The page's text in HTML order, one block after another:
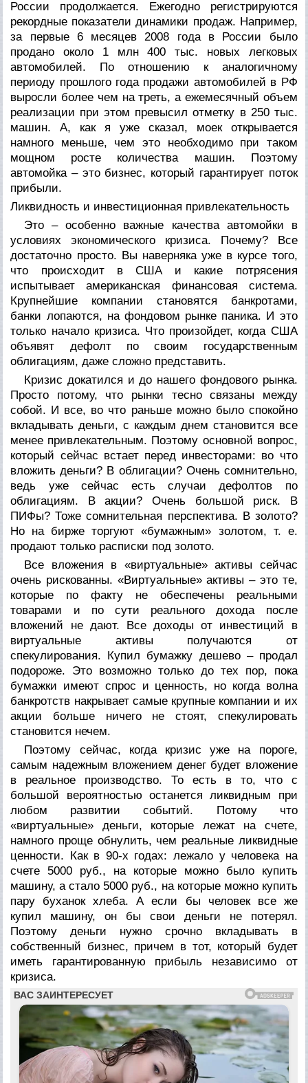
России продолжается. Ежегодно регистрируются
рекордные показатели динамики продаж. Например,
за первые 6 месяцев 2008 года в России было
продано около 1 млн 400 тыс. новых легковых
автомобилей. По отношению к аналогичному
периоду прошлого года продажи автомобилей в РФ
выросли более чем на треть, а ежемесячный объем
реализации при этом превысил отметку в 250 тыс.
машин. А, как я уже сказал, моек открывается
намного меньше, чем это необходимо при таком
мощном росте количества машин. Поэтому
автомойка – это бизнес, который гарантирует поток
прибыли.
Ликвидность и инвестиционная привлекательность
Это – особенно важные качества автомойки в
условиях экономического кризиса. Почему? Все
достаточно просто. Вы наверняка уже в курсе того,
что происходит в США и какие потрясения
испытывает американская финансовая система.
Крупнейшие компании становятся банкротами,
банки лопаются, на фондовом рынке паника. И это
только начало кризиса. Что произойдет, когда США
объявят дефолт по своим государственным
облигациям, даже сложно представить.
Кризис докатился и до нашего фондового рынка.
Просто потому, что рынки тесно связаны между
собой. И все, во что раньше можно было спокойно
вкладывать деньги, с каждым днем становится все
менее привлекательным. Поэтому основной вопрос,
который сейчас встает перед инвесторами: во что
вложить деньги? В облигации? Очень сомнительно,
ведь уже сейчас есть случаи дефолтов по
облигациям. В акции? Очень большой риск. В
ПИФы? Тоже сомнительная перспектива. В золото?
Но на бирже торгуют «бумажным» золотом, т. е.
продают только расписки под золото.
Все вложения в «виртуальные» активы сейчас
очень рискованны. «Виртуальные» активы – это те,
которые по факту не обеспечены реальными
товарами и по сути реального дохода после
вложений не дают. Все доходы от инвестиций в
виртуальные активы получаются от
спекулирования. Купил бумажку дешево – продал
подороже. Это возможно только до тех пор, пока
бумажки имеют спрос и ценность, но когда волна
банкротств накрывает самые крупные компании и их
акции больше ничего не стоят, спекулировать
становится нечем.
Поэтому сейчас, когда кризис уже на пороге,
самым надежным вложением денег будет вложение
в реальное производство. То есть в то, что с
большой вероятностью останется ликвидным при
любом развитии событий. Потому что
«виртуальные» деньги, которые лежат на счете,
намного проще обнулить, чем реальные ликвидные
ценности. Как в 90-х годах: лежало у человека на
счете 5000 руб., на которые можно было купить
машину, а стало 5000 руб., на которые можно купить
пару буханок хлеба. А если бы человек все же
купил машину, он бы свои деньги не потерял.
Поэтому деньги нужно срочно вкладывать в
собственный бизнес, причем в тот, который будет
иметь гарантированную прибыль независимо от
кризиса.